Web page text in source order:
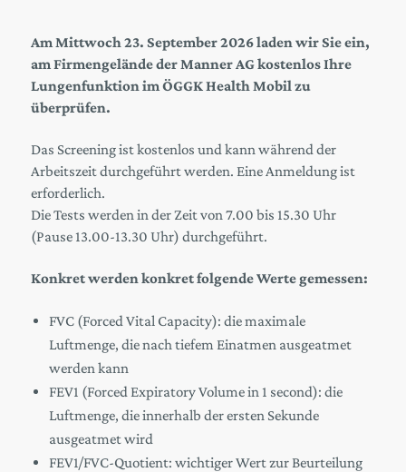
Am Mittwoch 23. September 2026 laden wir Sie ein,
am Firmengelände der Manner AG kostenlos Ihre
Lungenfunktion im ÖGGK Health Mobil zu
überprüfen.
Das Screening ist kostenlos und kann während der
Arbeitszeit durchgeführt werden. Eine Anmeldung ist
erforderlich.
Die Tests werden in der Zeit von 7.00 bis 15.30 Uhr
(Pause 13.00-13.30 Uhr) durchgeführt.
Konkret werden konkret folgende Werte gemessen:
FVC (Forced Vital Capacity): die maximale
Luftmenge, die nach tiefem Einatmen ausgeatmet
werden kann
FEV1 (Forced Expiratory Volume in 1 second): die
Luftmenge, die innerhalb der ersten Sekunde
ausgeatmet wird
FEV1/FVC-Quotient: wichtiger Wert zur Beurteilung